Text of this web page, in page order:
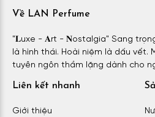
Về LAN Perfume
"𝐋uxe - 𝐀rt - 𝐍ostalgia" Sang
là hình thái. Hoài niệm là dấu vết.
tuyên ngôn thầm lặng dành cho
Liên kết nhanh
Giới thiệu